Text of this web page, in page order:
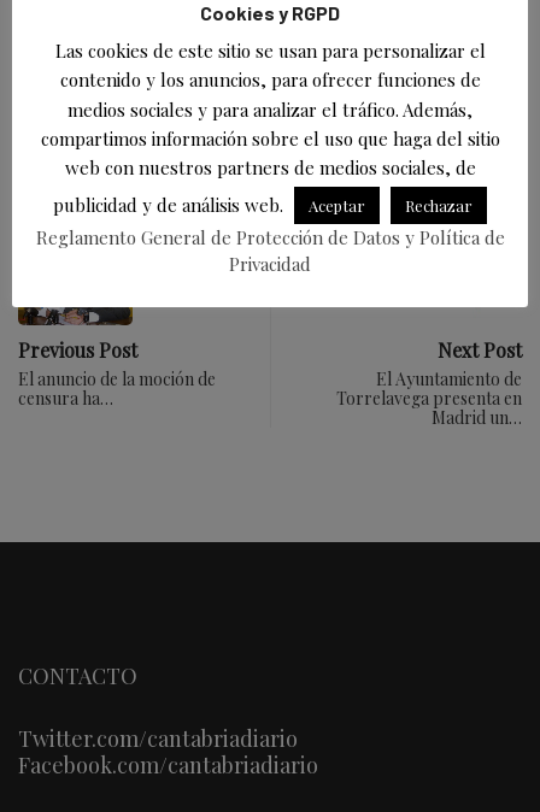
FacebookTwitterWhatsAppMeneameEmail LinkedInBluesky
Compartir
Previous Post
El anuncio de la moción de
censura ha…
Next Post
El Ayuntamiento de
Torrelavega presenta en
Madrid un…
CONTACTO
Twitter.com/cantabriadiario
Facebook.com/cantabriadiario
Cookies y RGPD
Las cookies de este sitio se usan para personalizar el
contenido y los anuncios, para ofrecer funciones de
medios sociales y para analizar el tráfico. Además,
compartimos información sobre el uso que haga del sitio
web con nuestros partners de medios sociales, de
publicidad y de análisis web.
Aceptar Rechazar
Reglamento General de Protección de Datos y Política de
Privacidad